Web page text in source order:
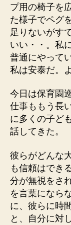
プ用の椅子を
た様子でペグ
足りないがす
いい・・。私
普通にやって
私は安泰だ。
今日は保育園
仕事ももう長
に多くの子ど
話してきた。
彼らがどんな
も信頼はでき
分が無視をさ
を言葉になら
に、彼らに時
と、自分に対